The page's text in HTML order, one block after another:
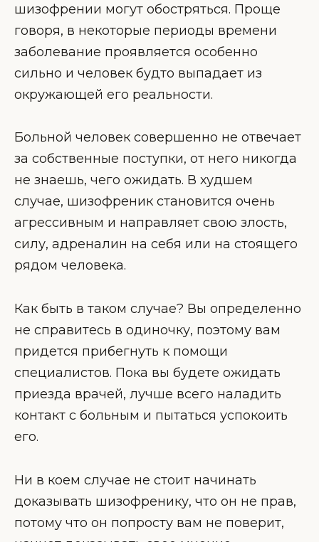
шизофрении могут обостряться. Проще
говоря, в некоторые периоды времени
заболевание проявляется особенно
сильно и человек будто выпадает из
окружающей его реальности.
Больной человек совершенно не отвечает
за собственные поступки, от него никогда
не знаешь, чего ожидать. В худшем
случае, шизофреник становится очень
агрессивным и направляет свою злость,
силу, адреналин на себя или на стоящего
рядом человека.
Как быть в таком случае? Вы определенно
не справитесь в одиночку, поэтому вам
придется прибегнуть к помощи
специалистов. Пока вы будете ожидать
приезда врачей, лучше всего наладить
контакт с больным и пытаться успокоить
его.
Ни в коем случае не стоит начинать
доказывать шизофренику, что он не прав,
потому что он попросту вам не поверит,